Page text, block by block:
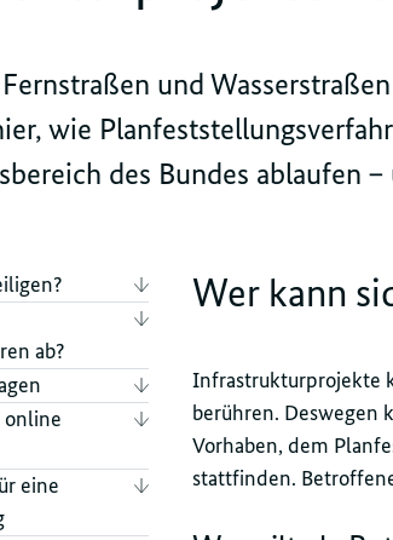
und
wie
des Bundes ablaufen
ab?
online
eine
Wer kann
Infrastrukturprojekte
berühren. Deswegen
Vorhaben, dem
stattfinden.